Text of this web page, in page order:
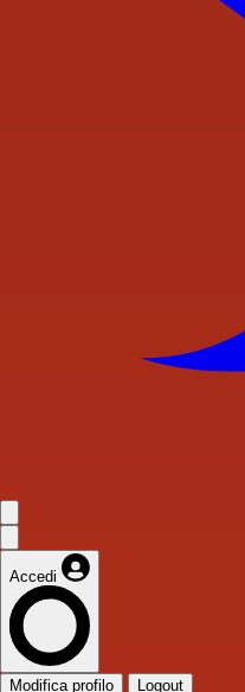
Accedi
Modifica profilo Logout